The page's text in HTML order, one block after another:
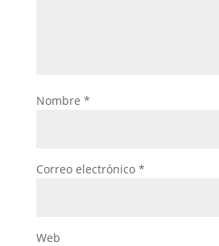
Nombre *
Correo electrónico *
Web